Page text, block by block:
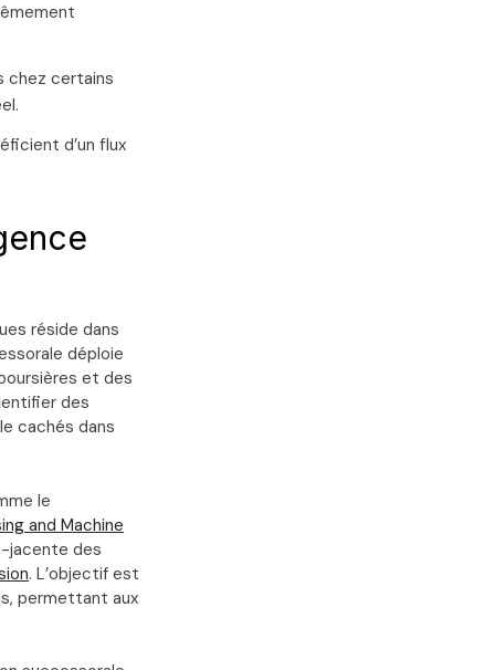
chez certains
d’un flux
réside dans
déploie
et des
des
cachés dans
le
and Machine
jacente des
. L’objectif est
permettant aux